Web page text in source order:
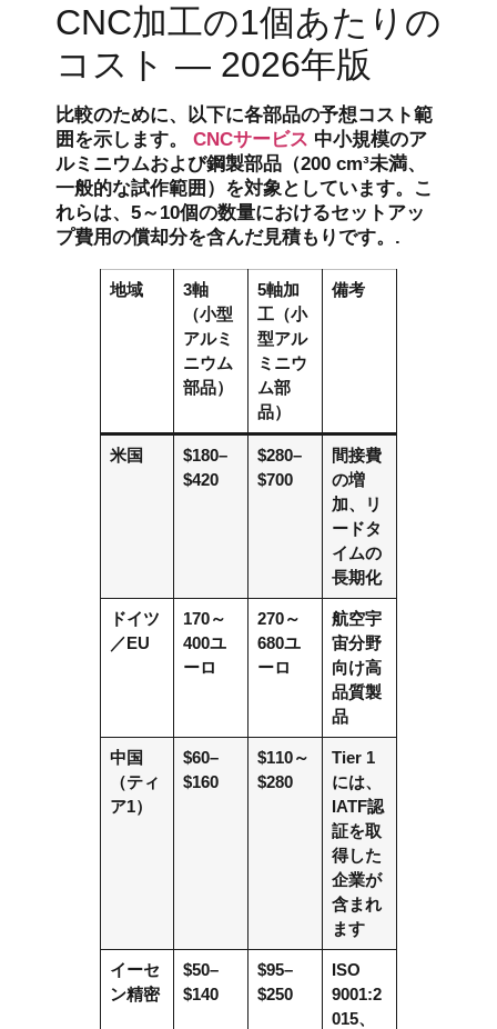
CNC加工の1個あたりの
コスト — 2026年版
比較のために、以下に各部品の予想コスト範
囲を示します。 CNCサービス 中小規模のア
ルミニウムおよび鋼製部品（200 cm³未満、
一般的な試作範囲）を対象としています。こ
れらは、5～10個の数量におけるセットアッ
プ費用の償却分を含んだ見積もりです。.
地域
3軸
（小型
アルミ
ニウム
部品）
5軸加
工（小
型アル
ミニウ
ム部
品）
備考
米国
$180–
$420
$280–
$700
間接費
の増
加、リ
ードタ
イムの
長期化
ドイツ
／EU
170～
400ユ
ーロ
270～
680ユ
ーロ
航空宇
宙分野
向け高
品質製
品
中国
（ティ
ア1）
$60–
$160
$110～
$280
Tier 1
には、
IATF認
証を取
得した
企業が
含まれ
ます
イーセ
ン精密
$50–
$140
$95–
$250
ISO
9001:2
015、